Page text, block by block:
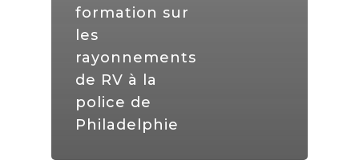
formation sur
les
rayonnements
de RV à la
police de
Philadelphie